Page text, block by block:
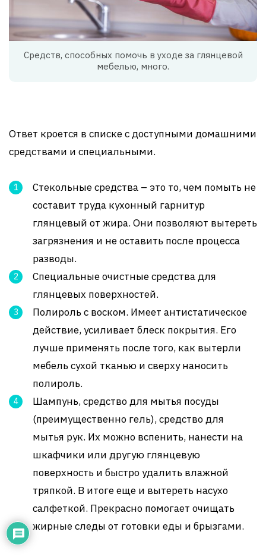
Средств, способных помочь в уходе за глянцевой
мебелью, много.
Ответ кроется в списке с доступными домашними
средствами и специальными.
Стекольные средства – это то, чем помыть не
составит труда кухонный гарнитур
глянцевый от жира. Они позволяют вытереть
загрязнения и не оставить после процесса
разводы.
Специальные очистные средства для
глянцевых поверхностей.
Полироль с воском. Имеет антистатическое
действие, усиливает блеск покрытия. Его
лучше применять после того, как вытерли
мебель сухой тканью и сверху наносить
полироль.
Шампунь, средство для мытья посуды
(преимущественно гель), средство для
мытья рук. Их можно вспенить, нанести на
шкафчики или другую глянцевую
поверхность и быстро удалить влажной
тряпкой. В итоге еще и вытереть насухо
салфеткой. Прекрасно помогает очищать
жирные следы от готовки еды и брызгами.